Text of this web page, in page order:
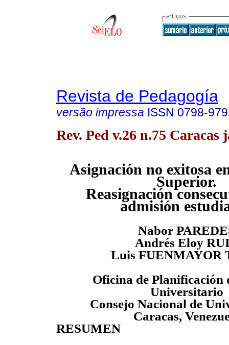
Revista de Pedagogía
versão impressa ISSN 0798-
Rev. Ped v.26 n.75 Caracas
Asignación no exitosa
Superior.
Reasignación
admisión
Nabor
Andrés Eloy
Luis FUENMAYOR
Oficina de Planificación
Universitario
Consejo Nacional de
Caracas,
RESUMEN